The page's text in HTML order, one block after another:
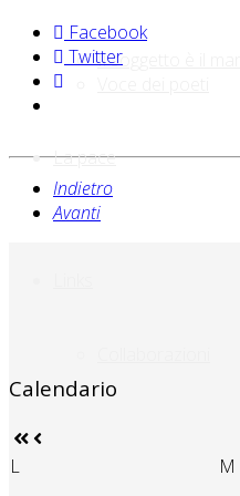
Il soggetto è il mare
La pace
Facebook
Twitter
Indietro
Avanti
Calendario
L
M